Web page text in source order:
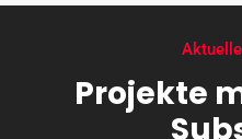
Projekte